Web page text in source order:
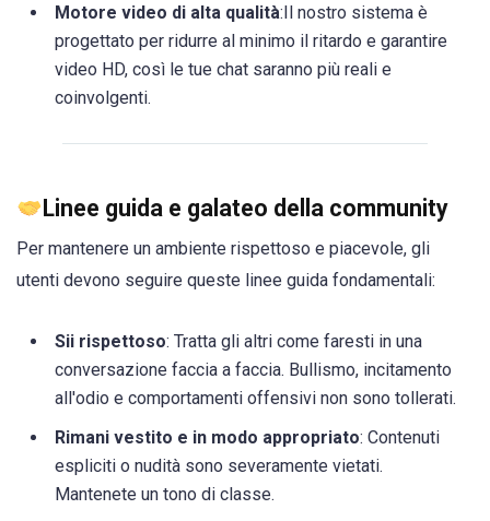
Motore video di alta qualità:Il nostro sistema è
progettato per ridurre al minimo il ritardo e garantire
video HD, così le tue chat saranno più reali e
coinvolgenti.
Linee guida e galateo della community
Per mantenere un ambiente rispettoso e piacevole, gli
utenti devono seguire queste linee guida fondamentali:
Sii rispettoso: Tratta gli altri come faresti in una
conversazione faccia a faccia. Bullismo, incitamento
all'odio e comportamenti offensivi non sono tollerati.
Rimani vestito e in modo appropriato: Contenuti
espliciti o nudità sono severamente vietati.
Mantenete un tono di classe.